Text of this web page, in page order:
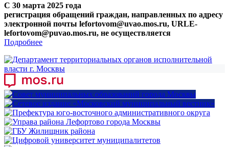
С 30 марта 2025 года
регистрация обращений граждан, направленных по адресу
электронной почты lefortovom@uvao.mos.ru, URLE-
lefortovom@puvao.mos.ru, не осуществляется
Подробнее